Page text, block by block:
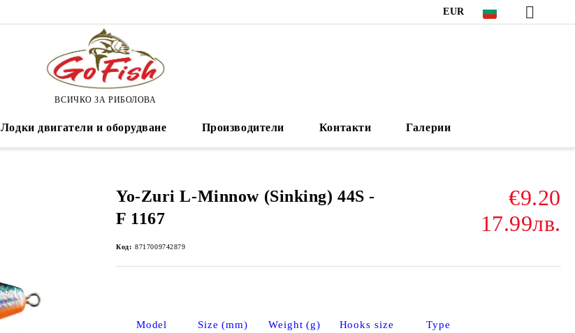
EUR
ВСИЧКО ЗА РИБОЛОВА
Лодки двигатели и оборудване Производители Контакти Галерии
Yo-Zuri L-Minnow (Sinking) 44S -
F 1167
€9.20
17.99лв.
Код: 8717009742879
Model Size (mm) Weight (g) Hooks size
Type